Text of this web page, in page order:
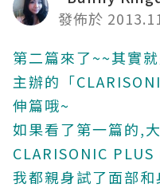
發佈於
第二篇來了~~其實
主辦的「
伸篇哦~
如果看了第一篇的,
CLARISONIC
我都親身試了面部和